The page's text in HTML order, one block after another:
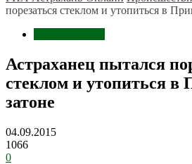
порезаться стеклом и утопиться в
Астраханец пытался
стеклом и утопиться в
затоне
04.09.2015
1066
0